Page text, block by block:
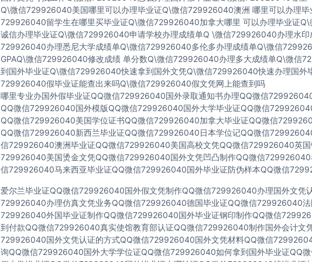
Q\微信729926040美国哪里可以办理毕业证Q\微信729926040澳洲 哪里可以办理毕
729926040留学生在哪里买毕业证Q\微信729926040加拿大哪里 可以办理毕业证
诚信办理毕业证Q\微信729926040申请学校办理成绩单Q \微信729926040办理水印
729926040办理悉尼大学成绩单Q\微信729926040多伦多办理成绩单Q\微信
GPAQ\微信729926040修改成绩 单分数Q\微信729926040办理多大成绩单Q\微信
到国外毕业证Q\微信729926040快速拿到国外文凭Q\微信729926040快速办理国外
729926040假毕业证能查出来吗Q\微信729926040假文凭网上能查到吗
哪里专业办国外假毕业证QQ微信729926040国外录取通知书办理QQ微信
QQ微信729926040国外模版QQ微信729926040国外大学毕业证QQ微信
QQ微信729926040美国学位证书QQ微信729926040加拿大毕业证QQ微信
QQ微信729926040新西兰毕业证QQ微信729926040日本学位记QQ微信
信729926040澳洲毕业证QQ微信729926040美国高校文凭QQ微信729926040英国
729926040美国烫金文凭QQ微信729926040国外文凭凹凸制作QQ微信729926040
信729926040马来西亚毕业证QQ微信729926040国外毕业证防伪样本QQ微信
爱尔兰毕业证QQ微信729926040国外假文凭制作QQ微信729926040办理国外文凭
729926040办理仿真文凭业务QQ微信729926040德国毕业证QQ微信729926040法
729926040外国毕业证制作QQ微信729926040国外毕业证钢印制作QQ微信
到付款QQ微信729926040真实使馆教育部认证QQ微信729926040制作国外会计文
729926040国外文凭认证的方式QQ微信729926040国外文凭材料QQ微信
询QQ微信729926040国外大学学位证QQ微信729926040如何拿到国外毕业证QQ